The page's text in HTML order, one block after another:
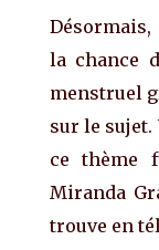
la chance
menstruel
sur le
ce thème
Miranda
trouve en